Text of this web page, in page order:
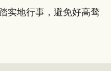
实地行事，避免好高骛